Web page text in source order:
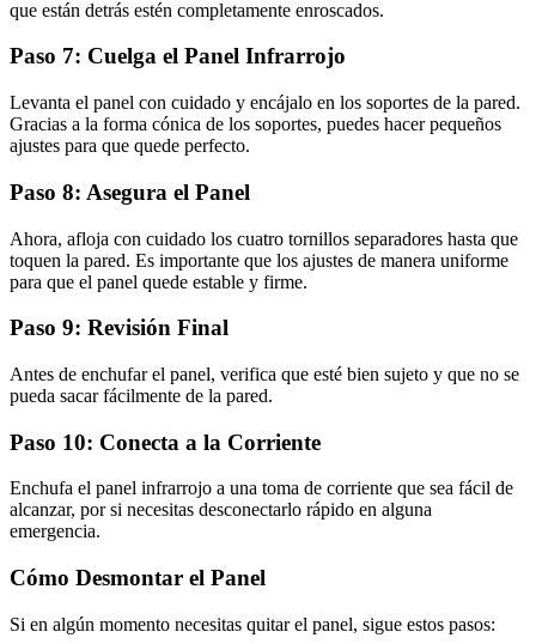
que están detrás estén completamente enroscados.
Paso 7: Cuelga el Panel Infrarrojo
Levanta el panel con cuidado y encájalo en los soportes de la pared.
Gracias a la forma cónica de los soportes, puedes hacer pequeños
ajustes para que quede perfecto.
Paso 8: Asegura el Panel
Ahora, afloja con cuidado los cuatro tornillos separadores hasta que
toquen la pared. Es importante que los ajustes de manera uniforme
para que el panel quede estable y firme.
Paso 9: Revisión Final
Antes de enchufar el panel, verifica que esté bien sujeto y que no se
pueda sacar fácilmente de la pared.
Paso 10: Conecta a la Corriente
Enchufa el panel infrarrojo a una toma de corriente que sea fácil de
alcanzar, por si necesitas desconectarlo rápido en alguna
emergencia.
Cómo Desmontar el Panel
Si en algún momento necesitas quitar el panel, sigue estos pasos: